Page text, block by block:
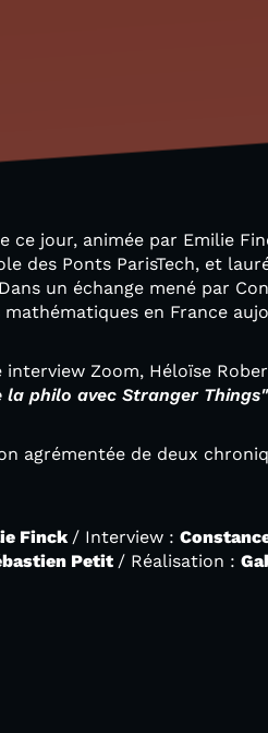
ce jour, animée par Emilie
des Ponts ParisTech, et
un échange mené par
en France
interview Zoom, Héloïse
la philo avec Stranger
agrémentée de deux
Finck / Interview :
Petit / Réalisation :